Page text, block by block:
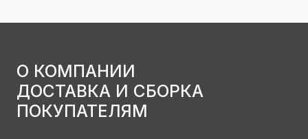
О КОМПАНИИ
ДОСТАВКА И СБОРКА
ПОКУПАТЕЛЯМ